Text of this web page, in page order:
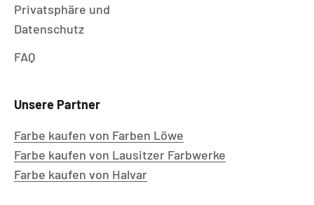
Privatsphäre und
Datenschutz
FAQ
Unsere Partner
Farbe kaufen von Farben Löwe
Farbe kaufen von Lausitzer Farbwerke
Farbe kaufen von Halvar